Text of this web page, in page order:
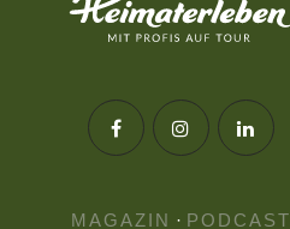
MAGAZIN · PODCAST